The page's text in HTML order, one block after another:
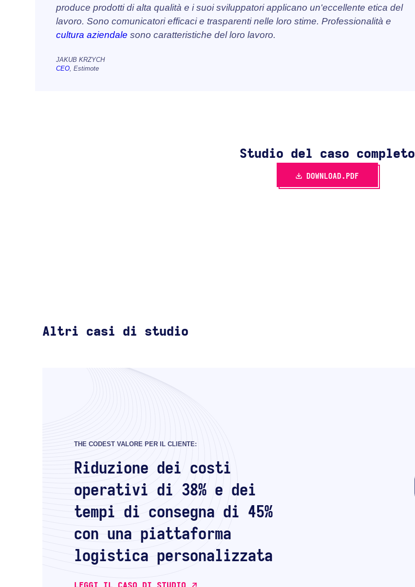
produce prodotti di alta qualità e i suoi sviluppatori applicano un'eccellente etica del
lavoro. Sono comunicatori efficaci e trasparenti nelle loro stime. Professionalità e
cultura aziendale sono caratteristiche del loro lavoro.
JAKUB KRZYCH
CEO, Estimote
Studio del caso completo
DOWNLOAD.PDF
Altri casi di studio
THE CODEST VALORE PER IL CLIENTE:
Riduzione dei costi
operativi di 38% e dei
tempi di consegna di 45%
con una piattaforma
logistica personalizzata
LEGGI IL CASO DI STUDIO